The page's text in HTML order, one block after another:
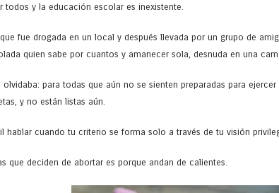
todos y la educación escolar es inexistente.
que fue drogada en un local y después llevada por un grupo de
quien sabe por cuantos y amanecer sola, desnuda en una
olvidaba: para todas que aún no se sienten preparadas para
y no están listas aún.
hablar cuando tu criterio se forma solo a través de tu visión
que deciden de abortar es porque andan de calientes.